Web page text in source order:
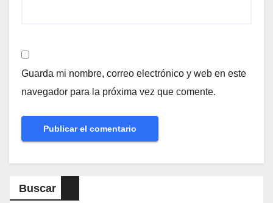
Guarda mi nombre, correo electrónico y web en este
navegador para la próxima vez que comente.
Buscar